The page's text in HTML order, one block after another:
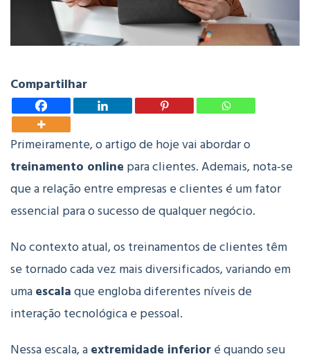
Compartilhar
Primeiramente, o artigo de hoje vai abordar o
treinamento online para clientes. Ademais, nota-se
que a relação entre empresas e clientes é um fator
essencial para o sucesso de qualquer negócio.
No contexto atual, os treinamentos de clientes têm
se tornado cada vez mais diversificados, variando em
umaescalaque engloba diferentes níveis de
interação tecnológica e pessoal.
Nessa escala, aextremidade inferioré quando seu